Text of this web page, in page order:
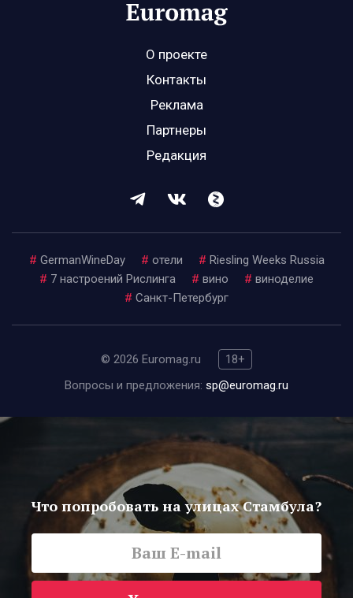
О проекте
Контакты
Реклама
Партнеры
Редакция
# GermanWineDay # отели # Riesling Weeks Russia
# 7 настроений Рислинга # вино # виноделие
# Санкт-Петербург
© 2026 Euromag.ru
18+
Вопросы и предложения: sp@euromag.ru
Что попробовать на улицах Стамбула?